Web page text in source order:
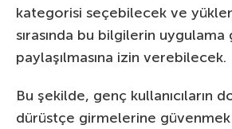
kategorisi seçebilecek ve
sırasında bu bilgilerin
paylaşılmasına izin verebilecek.
Bu şekilde, genç kullanıcıların
dürüstçe girmelerine